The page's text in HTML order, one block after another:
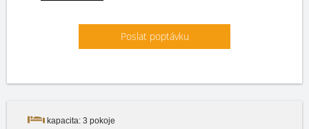
Poslat poptávku
kapacita: 3 pokoje